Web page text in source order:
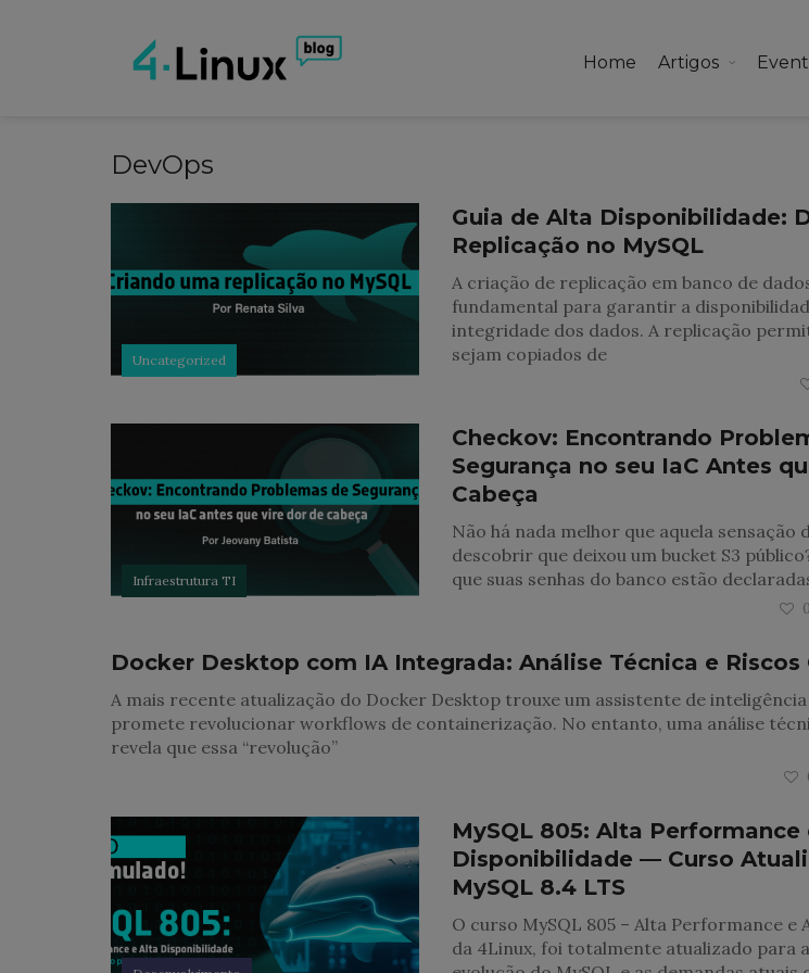
Home Artigos
DevOps
Uncategorized
Guia de Alta Disponibilidade:
Replicação no MySQL
A criação de replicação em banco de
fundamental para garantir a
integridade dos dados. A replicação
sejam copiados de
Infraestrutura TI
Checkov: Encontrando
Segurança no seu IaC Antes
Cabeça
Não há nada melhor que aquela sensação
descobrir que deixou um bucket S3
que suas senhas do banco estão
0
Docker Desktop com IA Integrada: Análise Técnica e Riscos
A mais recente atualização do Docker Desktop trouxe um assistente de
promete revolucionar workflows de containerização. No entanto, uma análise
revela que essa “revolução”
MySQL 805: Alta Performance
Disponibilidade — Curso
MySQL 8.4 LTS
O curso MySQL 805 – Alta Performance e
da 4Linux, foi totalmente atualizado para